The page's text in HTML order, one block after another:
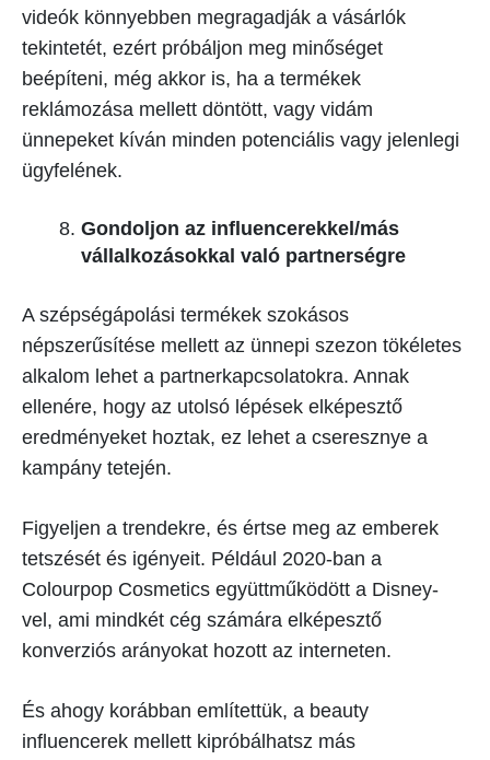
videók könnyebben megragadják a vásárlók
tekintetét, ezért próbáljon meg minőséget
beépíteni, még akkor is, ha a termékek
reklámozása mellett döntött, vagy vidám
ünnepeket kíván minden potenciális vagy jelenlegi
ügyfelének.
Gondoljon az influencerekkel/más
vállalkozásokkal való partnerségre
A szépségápolási termékek szokásos
népszerűsítése mellett az ünnepi szezon tökéletes
alkalom lehet a partnerkapcsolatokra. Annak
ellenére, hogy az utolsó lépések elképesztő
eredményeket hoztak, ez lehet a cseresznye a
kampány tetején.
Figyeljen a trendekre, és értse meg az emberek
tetszését és igényeit. Például 2020-ban a
Colourpop Cosmetics együttműködött a Disney-
vel, ami mindkét cég számára elképesztő
konverziós arányokat hozott az interneten.
És ahogy korábban említettük, a beauty
influencerek mellett kipróbálhatsz más